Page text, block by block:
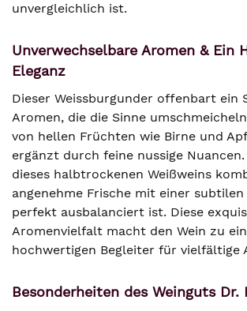
unvergleichlich ist.
Unverwechselbare Aromen & Ein
Eleganz
Dieser Weissburgunder offenbart ein
Aromen, die die Sinne
von hellen Früchten wie Birne und
ergänzt durch feine nussige
dieses halbtrockenen Weißweins
angenehme Frische mit einer subtilen
perfekt ausbalanciert ist. Diese
Aromenvielfalt macht den Wein zu
hochwertigen Begleiter für vielfältige
Besonderheiten des Weinguts Dr.